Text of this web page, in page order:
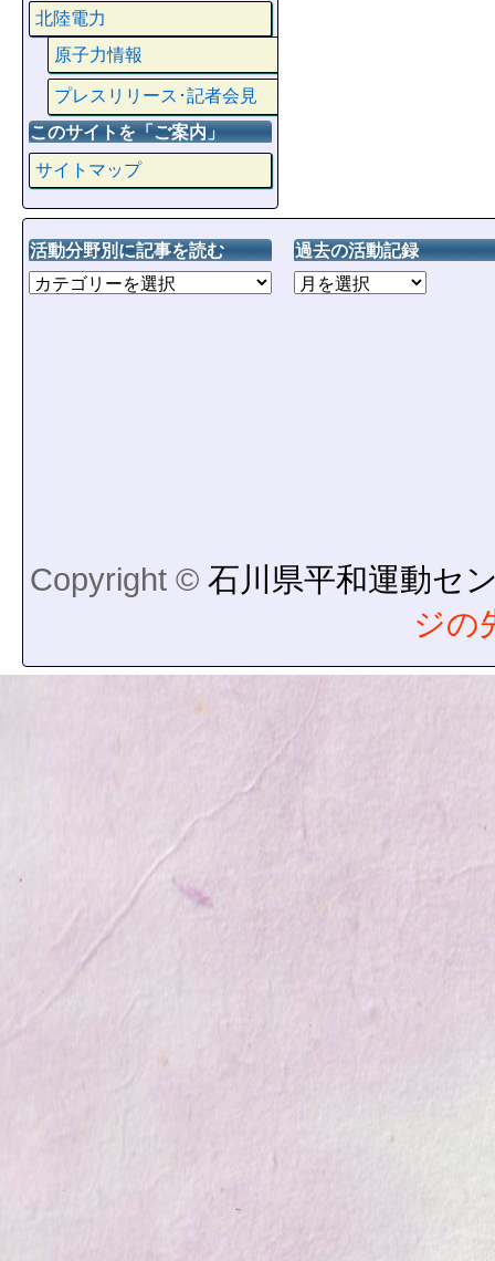
北陸電力
原子力情報
プレスリリース･記者会見
このサイトを「ご案内」
サイトマップ
活動分野別に記事を読む 過去の活動記録
Copyright © 石川県平和運動セ
ジの